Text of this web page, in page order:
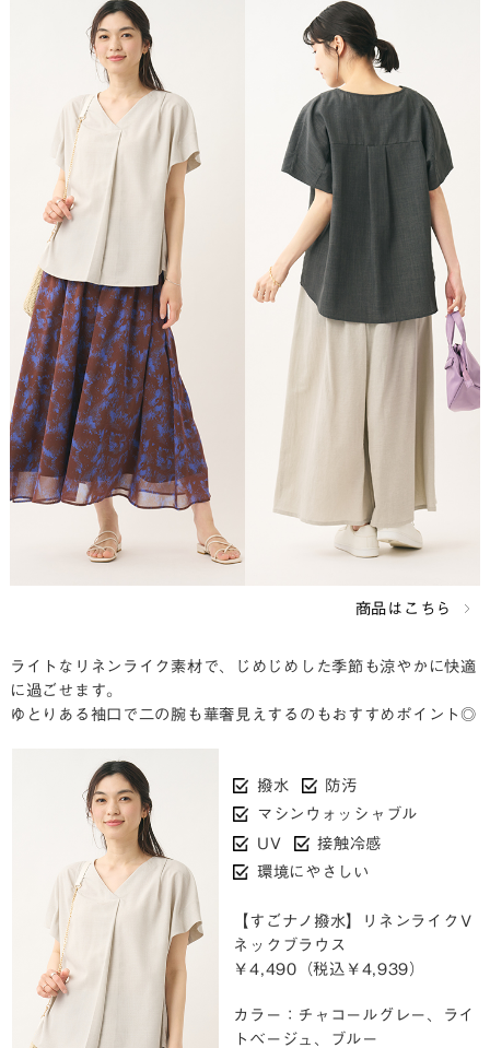
商品はこちら
ライトなリネンライク素材で、じめじめした季節も涼やかに快適
に過ごせます。
ゆとりある袖口で二の腕も華奢見えするのもおすすめポイント◎
撥水
防汚
マシンウォッシャブル
UV
接触冷感
環境にやさしい
【すごナノ撥水】リネンライクＶ
ネックブラウス
￥4,490（税込￥4,939）
カラー：チャコールグレー、ライ
トベージュ、ブルー